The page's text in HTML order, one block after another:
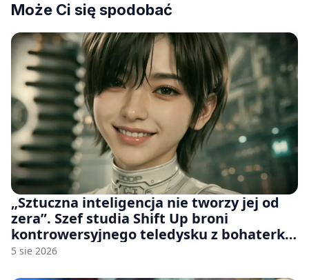
Może Ci się spodobać
„Sztuczna inteligencja nie tworzy jej od
zera”. Szef studia Shift Up broni
kontrowersyjnego teledysku z bohaterką
Stellar Blade: Blood Rain
5 sie 2026